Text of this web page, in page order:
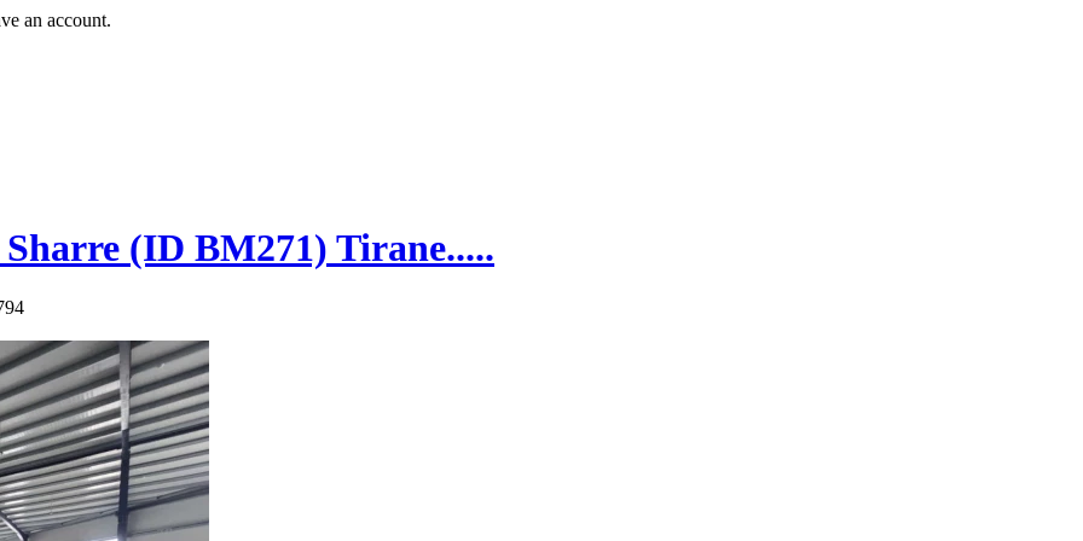
an account.
(ID BM271) Tirane.....